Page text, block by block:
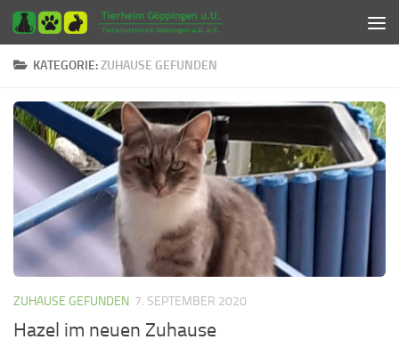
Zum Inhalt springen
KATEGORIE:ZUHAUSE GEFUNDEN
ZUHAUSE GEFUNDEN 7. SEPTEMBER 2020
Hazel im neuen Zuhause